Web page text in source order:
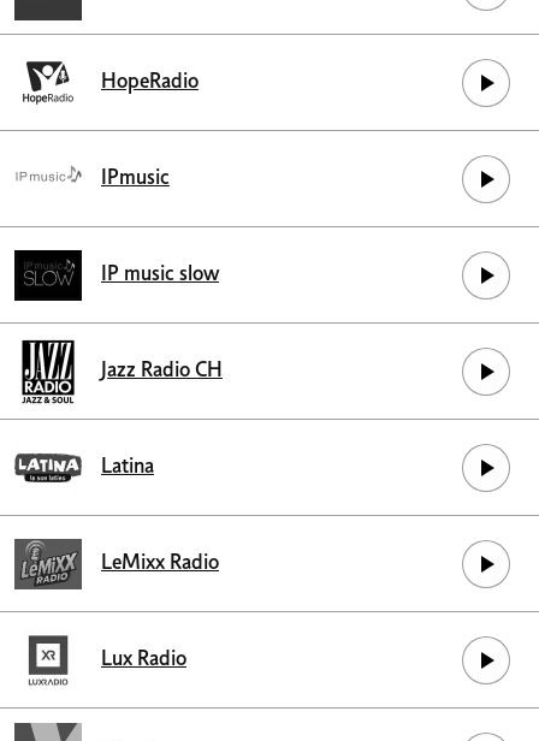
HopeRadio
IPmusic
IP music slow
Jazz Radio CH
Latina
LeMixx Radio
Lux Radio